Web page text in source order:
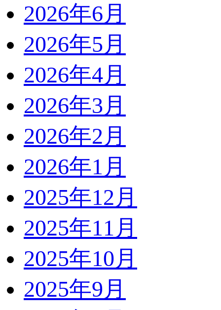
2026年6月
2026年5月
2026年4月
2026年3月
2026年2月
2026年1月
2025年12月
2025年11月
2025年10月
2025年9月